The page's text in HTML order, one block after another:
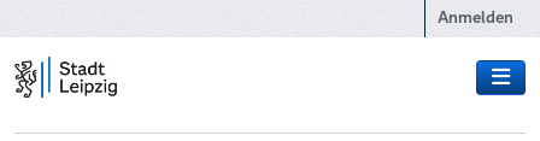
Anmelden